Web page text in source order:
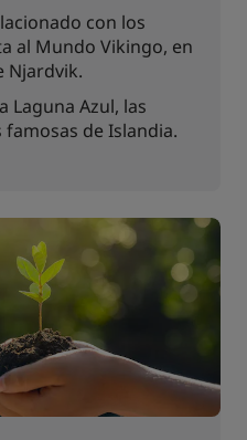
con los
al Mundo Vikingo, en
Njardvik.
Laguna Azul, las
de Islandia.